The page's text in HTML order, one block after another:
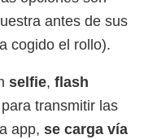
antes de sus
cogido el rollo).
selfie, flash
transmitir las
app, se carga vía